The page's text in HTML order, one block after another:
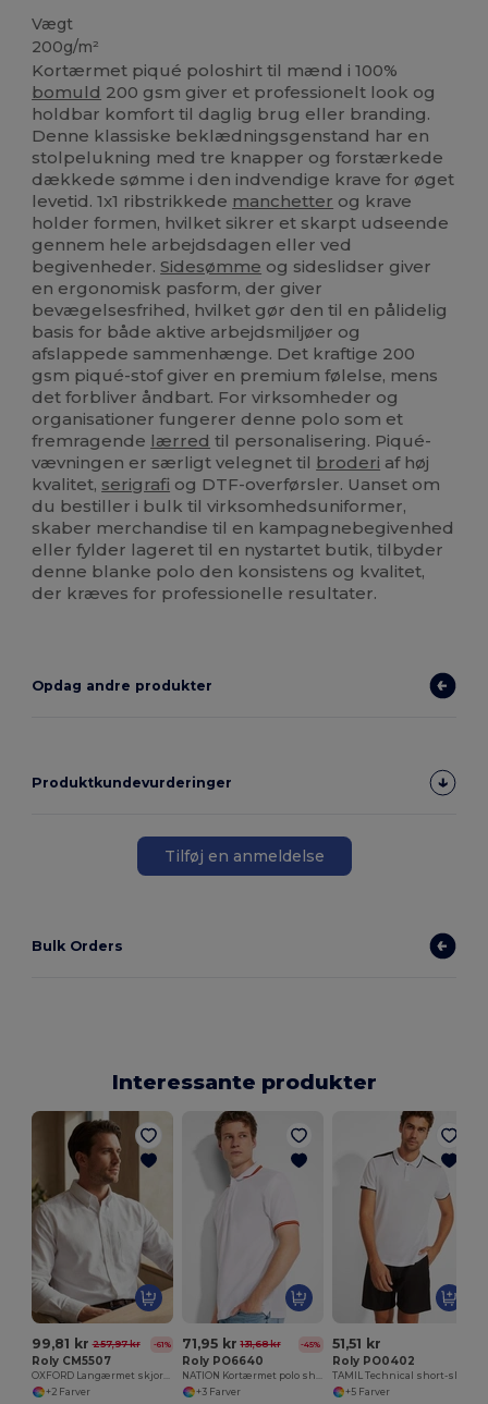
Vægt
200g/m²
Kortærmet piqué poloshirt til mænd i 100%
bomuld 200 gsm giver et professionelt look og
holdbar komfort til daglig brug eller branding.
Denne klassiske beklædningsgenstand har en
stolpelukning med tre knapper og forstærkede
dækkede sømme i den indvendige krave for øget
levetid. 1x1 ribstrikkede manchetter og krave
holder formen, hvilket sikrer et skarpt udseende
gennem hele arbejdsdagen eller ved
begivenheder.Sidesømme og sideslidser giver
en ergonomisk pasform, der giver
bevægelsesfrihed, hvilket gør den til en pålidelig
basis for både aktive arbejdsmiljøer og
afslappede sammenhænge. Det kraftige 200
gsm piqué-stof giver en premium følelse, mens
det forbliver åndbart. For virksomheder og
organisationer fungerer denne polo som et
fremragende lærred til personalisering. Piqué-
vævningen er særligt velegnet til broderi af høj
kvalitet, serigrafi og DTF-overførsler. Uanset om
du bestiller i bulk til virksomhedsuniformer,
skaber merchandise til en kampagnebegivenhed
eller fylder lageret til en nystartet butik, tilbyder
denne blanke polo den konsistens og kvalitet,
der kræves for professionelle resultater.
Opdag andre produkter
Produktkundevurderinger
Tilføj en anmeldelse
Bulk Orders
Interessante produkter
99,81 kr 257,97 kr -61%
Roly CM5507
OXFORD Langærmet skjorte til mænd
+2 Farver
71,95 kr 131,68 kr -45%
Roly PO6640
NATION Kortærmet polo shirt
+3 Farver
51,51 kr
Roly PO0402
+5 Farver